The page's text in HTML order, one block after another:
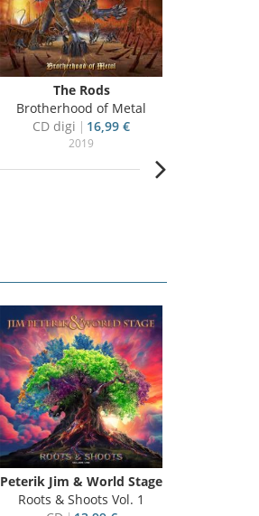
The Rods
Brotherhood of Metal
CD digi
16,99 €
2019
Peterik Jim & World Stage
Roots & Shoots Vol. 1